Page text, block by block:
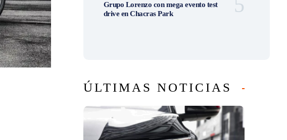
Grupo Lorenzo con mega evento test
drive en Chacras Park
ÚLTIMAS NOTICIAS